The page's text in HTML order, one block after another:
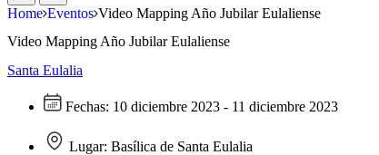
Home Eventos Video Mapping Año Jubilar Eulaliense
Video Mapping Año Jubilar Eulaliense
Santa Eulalia
Fechas: 10 diciembre 2023 - 11 diciembre 2023
Lugar: Basílica de Santa Eulalia